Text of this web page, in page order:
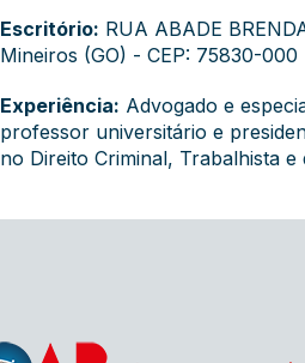
Escritório: RUA ABADE
Mineiros (GO) - CEP: 75830-000
Experiência: Advogado e
professor universitário e
no Direito Criminal, Trabalhista